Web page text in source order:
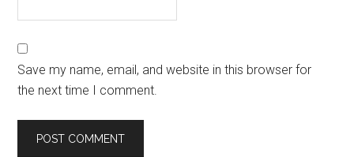
Save my name, email, and website in this browser for
the next time I comment.